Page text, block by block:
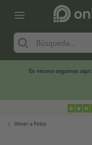
En verano seguimos aquí:
Volver a Polos